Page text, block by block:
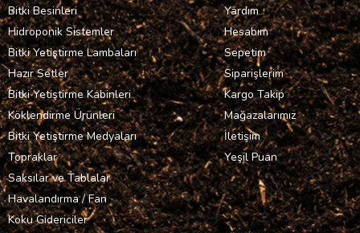
Bitki Besinleri
Hidroponik Sistemler
Bitki Yetiştirme Lambaları
Hazır Setler
Bitki Yetiştirme Kabinleri
Köklendirme Ürünleri
Bitki Yetiştirme Medyaları
Topraklar
Saksılar ve Tablalar
Havalandırma / Fan
Koku Gidericiler
Yardım
Hesabım
Sepetim
Siparişlerim
Kargo Takip
Mağazalarımız
İletişim
Yeşil Puan